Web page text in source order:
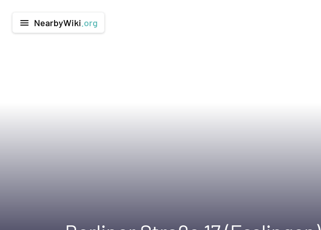
menu NearbyWiki .org